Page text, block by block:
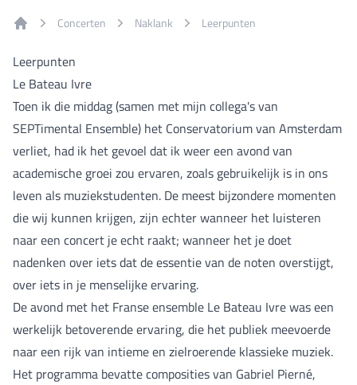
Concerten Naklank Leerpunten
Leerpunten
Le Bateau Ivre
Toen ik die middag (samen met mijn collega's van
SEPTimental Ensemble) het Conservatorium van Amsterdam
verliet, had ik het gevoel dat ik weer een avond van
academische groei zou ervaren, zoals gebruikelijk is in ons
leven als muziekstudenten. De meest bijzondere momenten
die wij kunnen krijgen, zijn echter wanneer het luisteren
naar een concert je echt raakt; wanneer het je doet
nadenken over iets dat de essentie van de noten overstijgt,
over iets in je menselijke ervaring.
De avond met het Franse ensemble Le Bateau Ivre was een
werkelijk betoverende ervaring, die het publiek meevoerde
naar een rijk van intieme en zielroerende klassieke muziek.
Het programma bevatte composities van Gabriel Pierné,